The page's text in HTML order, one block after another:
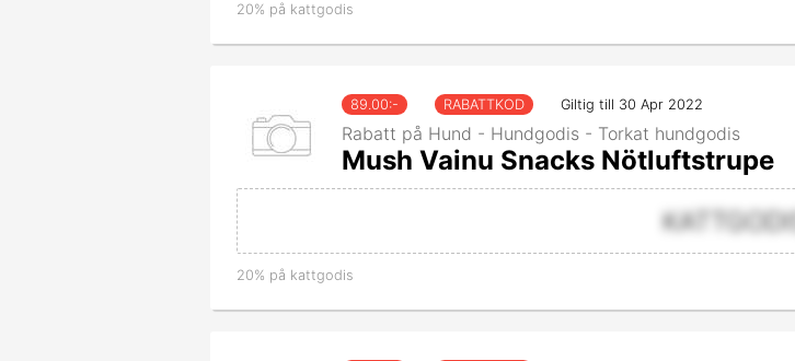
20% på kattgodis
89.00:- RABATTKOD Giltig till 30 Apr 2022
Rabatt på Hund - Hundgodis - Torkat hundgodis
Mush Vainu Snacks Nötluftstrupe
KATTGODIS
20% på kattgodis